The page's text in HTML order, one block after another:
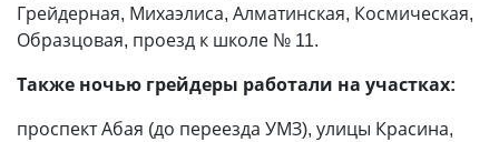
Грейдерная, Михаэлиса, Алматинская, Космическая,
Образцовая, проезд к школе № 11.
Также ночью грейдеры работали на участках:
проспект Абая (до переезда УМЗ), улицы Красина,